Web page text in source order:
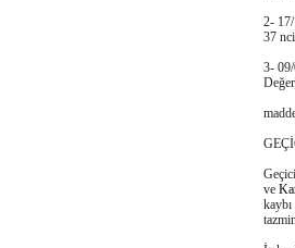
2-
37
3- 09/
ve